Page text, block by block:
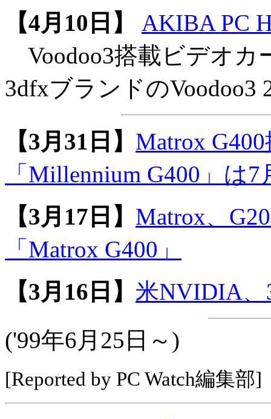
【4月10日】
AKIBA PC
Voodoo3搭載ビデオ
3dfxブランドのVoodoo3
【3月31日】 Matrox
「Millennium G400」は7
【3月17日】 Matrox、
「Matrox G400」
【3月16日】 米NVIDIA、
('99年6月25日～)
[Reported by PC Watch編集部]